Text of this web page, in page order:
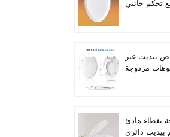
تحكم جانبي
بيديت غير
مزدوجة
بغطاء هادئ
دائري